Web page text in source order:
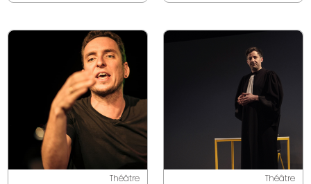
Théâtre Théâtre